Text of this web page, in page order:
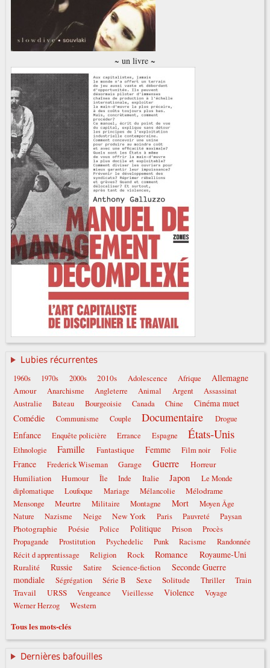
~ un livre ~
Lubies récurrentes
1960s 1970s 2000s 2010s Adolescence Afrique Allemagne
Amour Anarchisme Angleterre Animal Argent
Assassinat
Australie
Bateau Bourgeoisie Canada Chine Cinéma muet
Comédie Communisme Couple Documentaire Drogue
Enfance Enquête policière Errance Espagne États-Unis
Ethnologie Famille Fantastique Femme Film noir Folie
France Frederick Wiseman Garage Guerre Horreur
Humiliation Humour Île Inde Italie Japon
Le Monde
diplomatique
Loufoque Mariage Mélancolie Mélodrame
Mensonge Meurtre Militaire Montagne Mort
Moyen Âge
Nature
Nazisme Neige New York Paris Pauvreté Paysan
Photographie Poésie Police Politique Prison
Procès
Propagande
Prostitution Psychedelic Punk Racisme
Randonnée
Récit d apprentissage
Religion Rock Romance Royaume-Uni
Ruralité Russie Satire Science-fiction
Seconde Guerre
mondiale
Ségrégation Série B Sexe Solitude Thriller Train
Travail URSS Vengeance Vieillesse Violence
Voyage
Werner Herzog
Western
Tous les mots-clés
Dernières bafouilles